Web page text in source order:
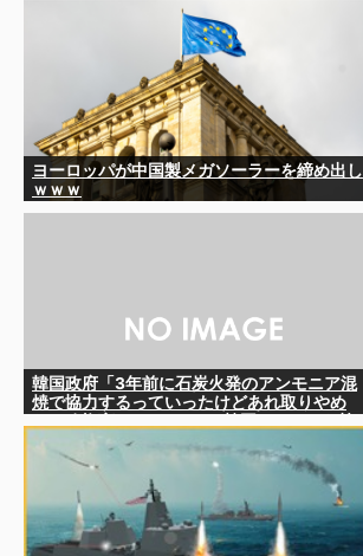
ヨーロッパが中国製メガソーラーを締め出し
ｗｗｗ
韓国政府「3年前に石炭火発のアンモニア混
焼で協力するっていったけどあれ取りやめ
力ができない理由、これなんですよね